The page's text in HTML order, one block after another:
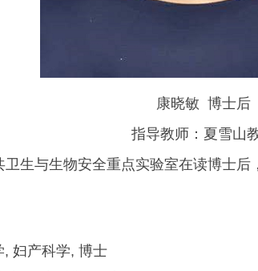
康晓敏 博士后
指导教师：夏雪山
生与生物安全重点实验室在读博士后
, 妇产科学, 博士